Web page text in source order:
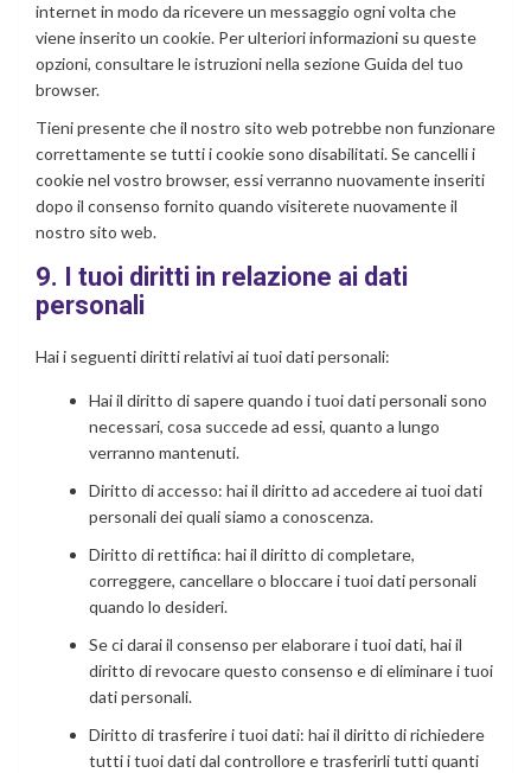
internet in modo da ricevere un messaggio ogni volta che
viene inserito un cookie. Per ulteriori informazioni su queste
opzioni, consultare le istruzioni nella sezione Guida del tuo
browser.
Tieni presente che il nostro sito web potrebbe non funzionare
correttamente se tutti i cookie sono disabilitati. Se cancelli i
cookie nel vostro browser, essi verranno nuovamente inseriti
dopo il consenso fornito quando visiterete nuovamente il
nostro sito web.
9. I tuoi diritti in relazione ai dati
personali
Hai i seguenti diritti relativi ai tuoi dati personali:
Hai il diritto di sapere quando i tuoi dati personali sono
necessari, cosa succede ad essi, quanto a lungo
verranno mantenuti.
Diritto di accesso: hai il diritto ad accedere ai tuoi dati
personali dei quali siamo a conoscenza.
Diritto di rettifica: hai il diritto di completare,
correggere, cancellare o bloccare i tuoi dati personali
quando lo desideri.
Se ci darai il consenso per elaborare i tuoi dati, hai il
diritto di revocare questo consenso e di eliminare i tuoi
dati personali.
Diritto di trasferire i tuoi dati: hai il diritto di richiedere
tutti i tuoi dati dal controllore e trasferirli tutti quanti